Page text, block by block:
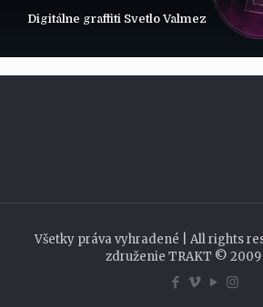
Digitálne graffiti Svetlo Valmez
Všetky práva vyhradené | All rights
združenie TRAKT ©